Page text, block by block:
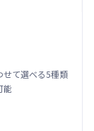
せて選べる5種類
能